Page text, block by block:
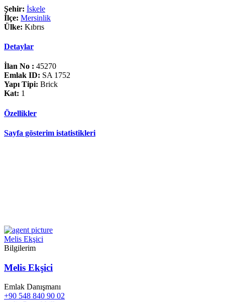
Şehir: İskele
İlçe: Mersinlik
Ülke: Kıbrıs
Detaylar
İlan No : 45270
Emlak ID: SA 1752
Yapı Tipi: Brick
Kat: 1
Özellikler
Sayfa gösterim istatistikleri
Melis Ekşici
Bilgilerim
Melis Ekşici
Emlak Danışmanı
+90 548 840 90 02